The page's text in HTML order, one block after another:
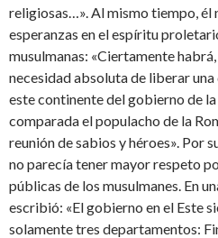
religiosas…». Al mismo tiempo, él
esperanzas en el espíritu
musulmanas: «Ciertamente
necesidad absoluta de liberar
este continente del gobierno de
comparada el populacho de la
reunión de sabios y héroes». Por
no parecía tener mayor respeto
públicas de los musulmanes. En
escribió: «El gobierno en el Este
solamente tres departamentos: